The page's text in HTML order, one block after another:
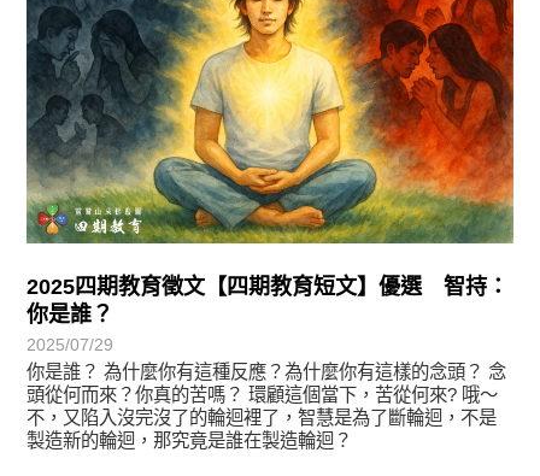
2025四期教育徵文【四期教育短文】優選 智持：
你是誰？
2025/07/29
你是誰？ 為什麼你有這種反應？為什麼你有這樣的念頭？ 念
頭從何而來？你真的苦嗎？ 環顧這個當下，苦從何來? 哦～
不，又陷入沒完沒了的輪迴裡了，智慧是為了斷輪迴，不是
製造新的輪迴，那究竟是誰在製造輪迴？